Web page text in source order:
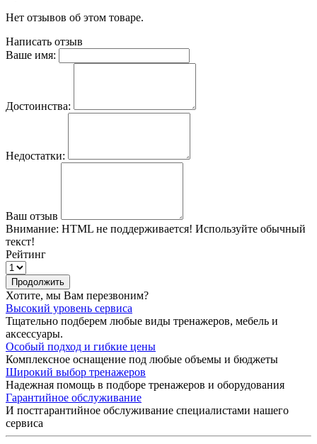
Нет отзывов об этом товаре.
Написать отзыв
Ваше имя:
Достоинства:
Недостатки:
Ваш отзыв
Внимание: HTML не поддерживается! Используйте обычный
текст!
Рейтинг
Продолжить
Хотите, мы Вам перезвоним?
Высокий уровень сервиса
Тщательно подберем любые виды тренажеров, мебель и
аксессуары.
Особый подход и гибкие цены
Комплексное оснащение под любые объемы и бюджеты
Широкий выбор тренажеров
Надежная помощь в подборе тренажеров и оборудования
Гарантийное обслуживание
И постгарантийное обслуживание специалистами нашего
сервиса